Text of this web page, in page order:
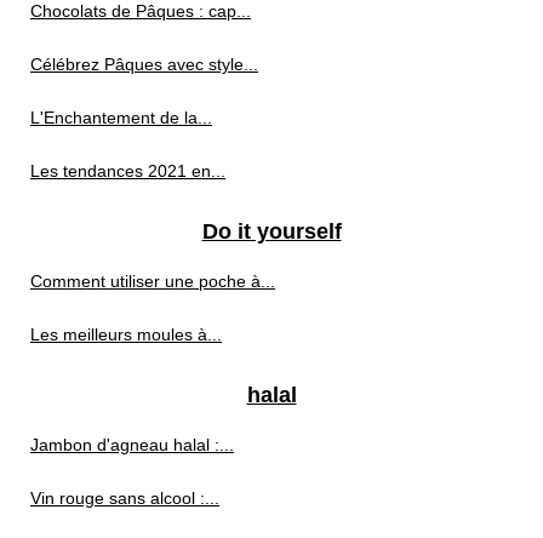
Chocolats de Pâques : cap...
Célébrez Pâques avec style...
L'Enchantement de la...
Les tendances 2021 en...
Do it yourself
Comment utiliser une poche à...
Les meilleurs moules à...
halal
Jambon d'agneau halal :...
Vin rouge sans alcool :...